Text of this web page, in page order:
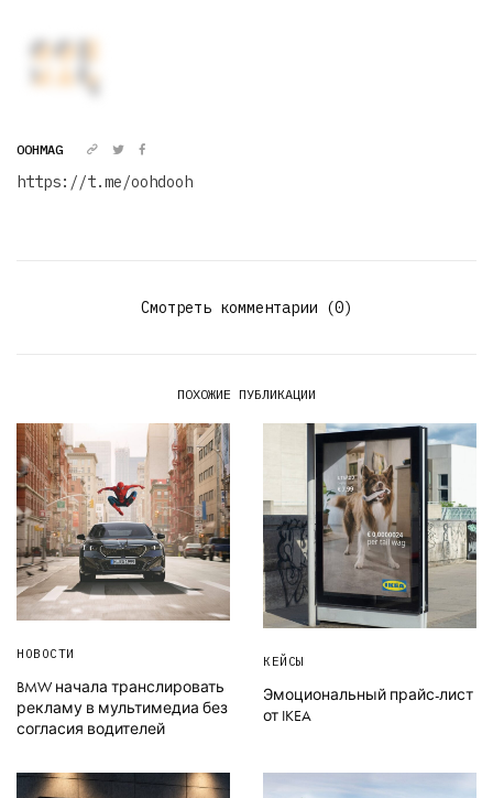
OOHMAG
https://t.me/oohdooh
Смотреть комментарии (0)
ПОХОЖИЕ ПУБЛИКАЦИИ
НОВОСТИ
BMW начала транслировать
рекламу в мультимедиа без
согласия водителей
КЕЙСЫ
Эмоциональный прайс-лист
от IKEA